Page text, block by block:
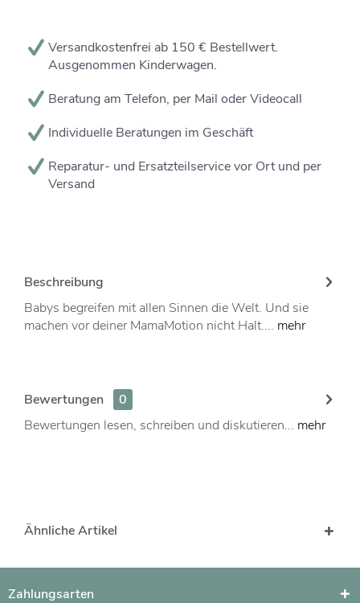
Versandkostenfrei ab 150 € Bestellwert.
Ausgenommen Kinderwagen.
Beratung am Telefon, per Mail oder Videocall
Individuelle Beratungen im Geschäft
Reparatur- und Ersatzteilservice vor Ort und per
Versand
Beschreibung
Babys begreifen mit allen Sinnen die Welt. Und sie
machen vor deiner MamaMotion nicht Halt.... mehr
Bewertungen
0
Bewertungen lesen, schreiben und diskutieren... mehr
Ähnliche Artikel
Zahlungsarten